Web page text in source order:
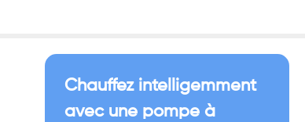
Chauffez intelligemment
avec une pompe à